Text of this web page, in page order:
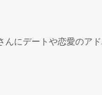
にデートや恋愛のア